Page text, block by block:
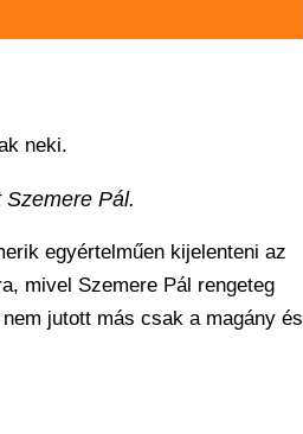
neki.
Pál.
egyértelműen kijelenteni az
mivel Szemere Pál rengeteg
jutott más csak a magány és